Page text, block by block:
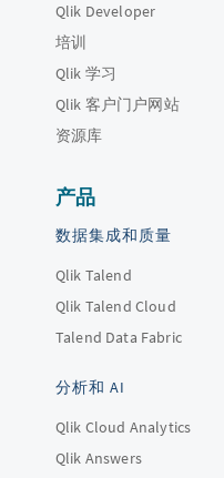
Qlik Developer
培训
Qlik 学习
Qlik 客户门户网站
资源库
产品
数据集成和质量
Qlik Talend
Qlik Talend Cloud
Talend Data Fabric
分析和 AI
Qlik Cloud Analytics
Qlik Answers